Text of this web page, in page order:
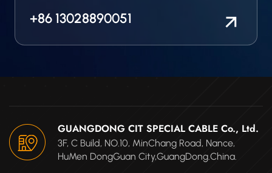
+86 13028890051
GUANGDONG CIT SPECIAL CABLE Co., Ltd.
3F, C Build, NO.10, MinChang Road, Nance,
HuMen DongGuan City,GuangDong.China.